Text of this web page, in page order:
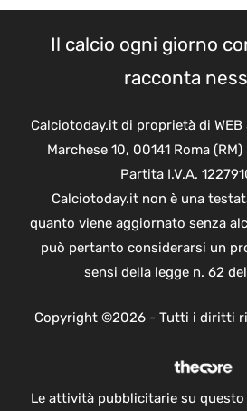
Il calcio ogni giorno
racconta
Calciotoday.it di proprietà di WEB
Marchese 10, 00141 Roma
Partita I.V.A.
Calciotoday.it non è una
quanto viene aggiornato senza
può pertanto considerarsi un
sensi della legge n. 62
Copyright ©2026 - Tutti i diritti
Le attività pubblicitarie su